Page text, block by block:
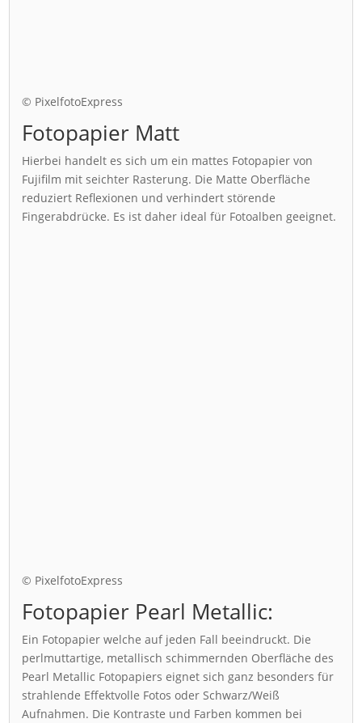
© PixelfotoExpress
Fotopapier Matt
Hierbei handelt es sich um ein mattes Fotopapier von
Fujifilm mit seichter Rasterung. Die Matte Oberfläche
reduziert Reflexionen und verhindert störende
Fingerabdrücke. Es ist daher ideal für Fotoalben geeignet.
© PixelfotoExpress
Fotopapier Pearl Metallic:
Ein Fotopapier welche auf jeden Fall beeindruckt. Die
perlmuttartige, metallisch schimmernden Oberfläche des
Pearl Metallic Fotopapiers eignet sich ganz besonders für
strahlende Effektvolle Fotos oder Schwarz/Weiß
Aufnahmen. Die Kontraste und Farben kommen bei